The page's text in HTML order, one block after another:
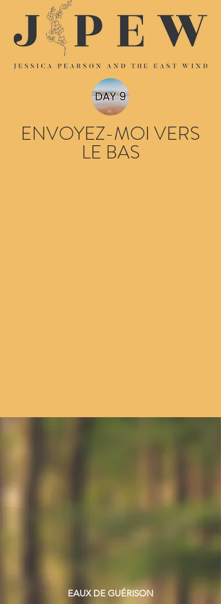
ENVOYEZ-MOI VERS
LE BAS
EAUX DE GUÉRISON